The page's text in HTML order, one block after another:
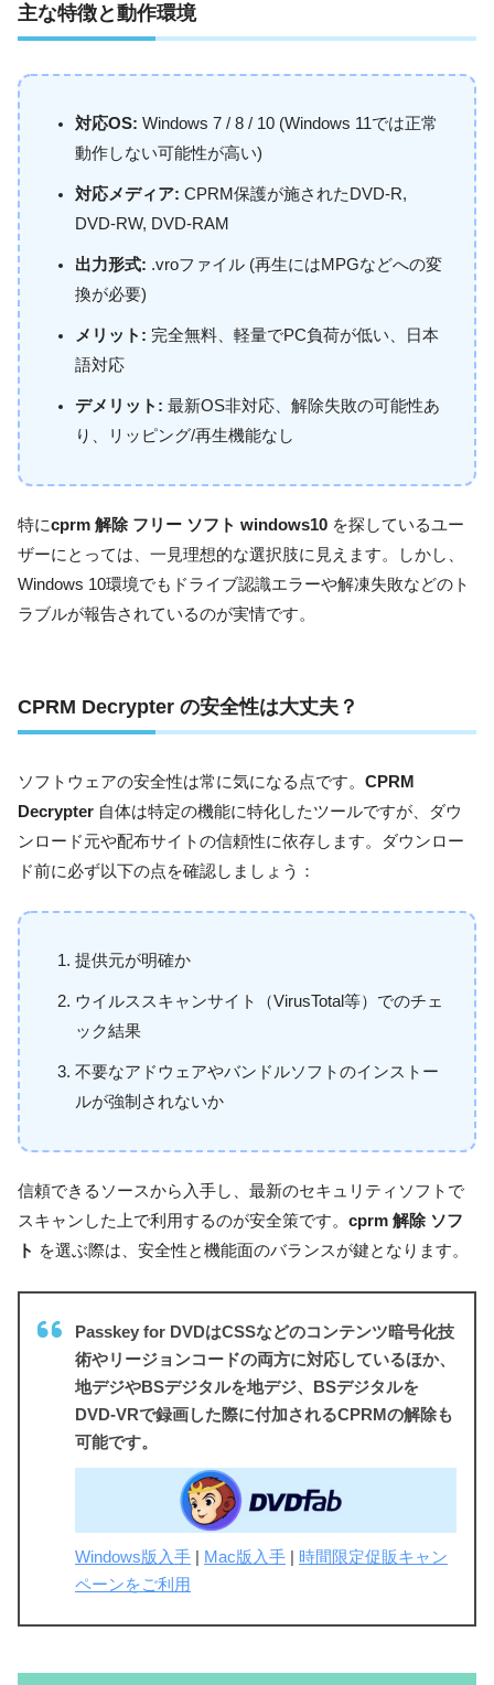
主な特徴と動作環境
対応OS: Windows 7 / 8 / 10 (Windows 11では正常
動作しない可能性が高い)
対応メディア: CPRM保護が施されたDVD-R,
DVD-RW, DVD-RAM
出力形式: .vroファイル (再生にはMPGなどへの変
換が必要)
メリット: 完全無料、軽量でPC負荷が低い、日本
語対応
デメリット: 最新OS非対応、解除失敗の可能性あ
り、リッピング/再生機能なし
特にcprm 解除 フリー ソフト windows10 を探しているユー
ザーにとっては、一見理想的な選択肢に見えます。しかし、
Windows 10環境でもドライブ認識エラーや解凍失敗などのト
ラブルが報告されているのが実情です。
CPRM Decrypter の安全性は大丈夫？
ソフトウェアの安全性は常に気になる点です。 CPRM
Decrypter 自体は特定の機能に特化したツールですが、ダウ
ンロード元や配布サイトの信頼性に依存します。ダウンロー
ド前に必ず以下の点を確認しましょう：
提供元が明確か
ウイルススキャンサイト（VirusTotal等）でのチェ
ック結果
不要なアドウェアやバンドルソフトのインストー
ルが強制されないか
信頼できるソースから入手し、最新のセキュリティソフトで
スキャンした上で利用するのが安全策です。 cprm 解除 ソフ
ト を選ぶ際は、安全性と機能面のバランスが鍵となります。
Passkey for DVDはCSSなどのコンテンツ暗号化技
術やリージョンコードの両方に対応しているほか、
地デジやBSデジタルを地デジ、BSデジタルを
DVD-VRで録画した際に付加されるCPRMの解除も
可能です。
Windows版入手 Mac版入手
時間限定促販キャン
ペーンをご利用